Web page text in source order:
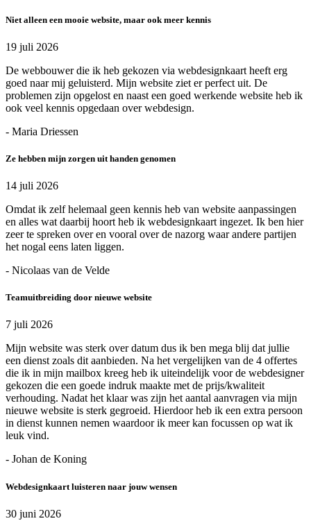
Niet alleen een mooie website, maar ook meer kennis
19 juli 2026
De webbouwer die ik heb gekozen via webdesignkaart heeft erg
goed naar mij geluisterd. Mijn website ziet er perfect uit. De
problemen zijn opgelost en naast een goed werkende website heb ik
ook veel kennis opgedaan over webdesign.
- Maria Driessen
Ze hebben mijn zorgen uit handen genomen
14 juli 2026
Omdat ik zelf helemaal geen kennis heb van website aanpassingen
en alles wat daarbij hoort heb ik webdesignkaart ingezet. Ik ben hier
zeer te spreken over en vooral over de nazorg waar andere partijen
het nogal eens laten liggen.
- Nicolaas van de Velde
Teamuitbreiding door nieuwe website
7 juli 2026
Mijn website was sterk over datum dus ik ben mega blij dat jullie
een dienst zoals dit aanbieden. Na het vergelijken van de 4 offertes
die ik in mijn mailbox kreeg heb ik uiteindelijk voor de webdesigner
gekozen die een goede indruk maakte met de prijs/kwaliteit
verhouding. Nadat het klaar was zijn het aantal aanvragen via mijn
nieuwe website is sterk gegroeid. Hierdoor heb ik een extra persoon
in dienst kunnen nemen waardoor ik meer kan focussen op wat ik
leuk vind.
- Johan de Koning
Webdesignkaart luisteren naar jouw wensen
30 juni 2026